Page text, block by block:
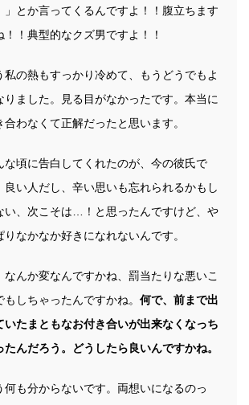
」とか言ってくるんですよ！！腹立ちます
！！典型的なクズ男ですよ！！
私の熱もすっかり冷めて、もうどうでもよ
りました。見る目がなかったです。本当に
合わなくて正解だったと思います。
な頃に告白してくれたのが、今の彼氏で
良い人だし、辛い思いも忘れられるかもし
い、次こそは…！と思ったんですけど、や
りなかなか好きになれないんです。
なんか変なんですかね、罰当たりな悪いこ
もしちゃったんですかね。 何で、前まで出
いたまともなお付き合いが出来なくなっち
たんだろう。どうしたら良いんですかね。
何も分からないです。両想いになるのっ